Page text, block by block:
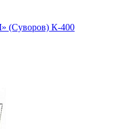
(Суворов) К-400